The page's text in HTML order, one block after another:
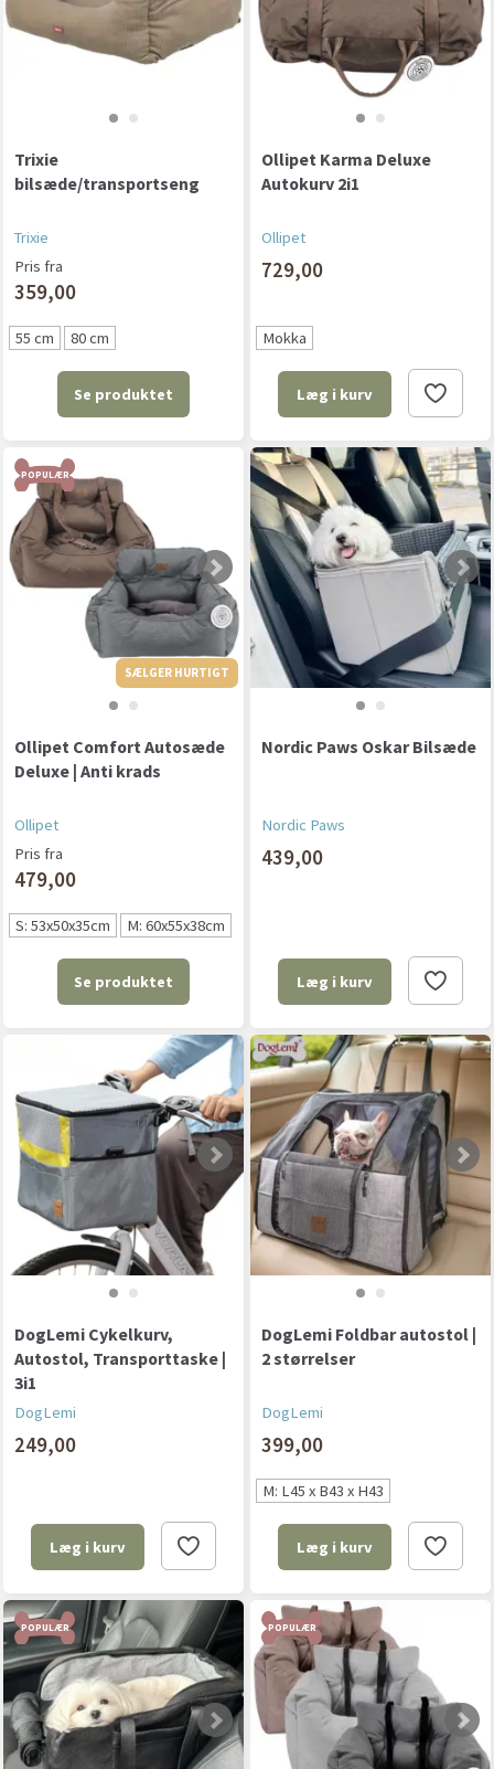
Trixie
bilsæde/transportseng
Trixie
Pris fra
359,00
55 cm 80 cm
Se produktet
Ollipet Karma Deluxe
Autokurv 2i1
Ollipet
729,00
Mokka
Læg i kurv
POPULÆR
SÆLGER HURTIGT SÆLGER HURTIGT
Ollipet Comfort Autosæde
Deluxe | Anti krads
Ollipet
Pris fra
479,00
S: 53x50x35cm M: 60x55x38cm
Se produktet
Nordic Paws Oskar Bilsæde
Nordic Paws
439,00
Læg i kurv
DogLemi Cykelkurv,
Autostol, Transporttaske |
3i1
DogLemi
249,00
Læg i kurv
DogLemi Foldbar autostol |
2 størrelser
DogLemi
399,00
M: L45 x B43 x H43
Læg i kurv
POPULÆR POPULÆR